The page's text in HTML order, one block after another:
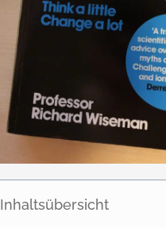
Inhaltsübersicht